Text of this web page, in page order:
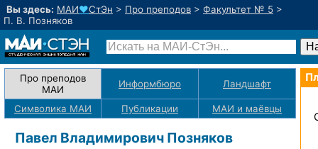
Вы здесь: МАИ♥СтЭн > Про преподов > Факультет № 5 >
П. В. Позняков
Про преподов
МАИ
Информбюро Ландшафт
Символика МАИ Публикации МАИ и маёвцы
Павел Владимирович Позняков